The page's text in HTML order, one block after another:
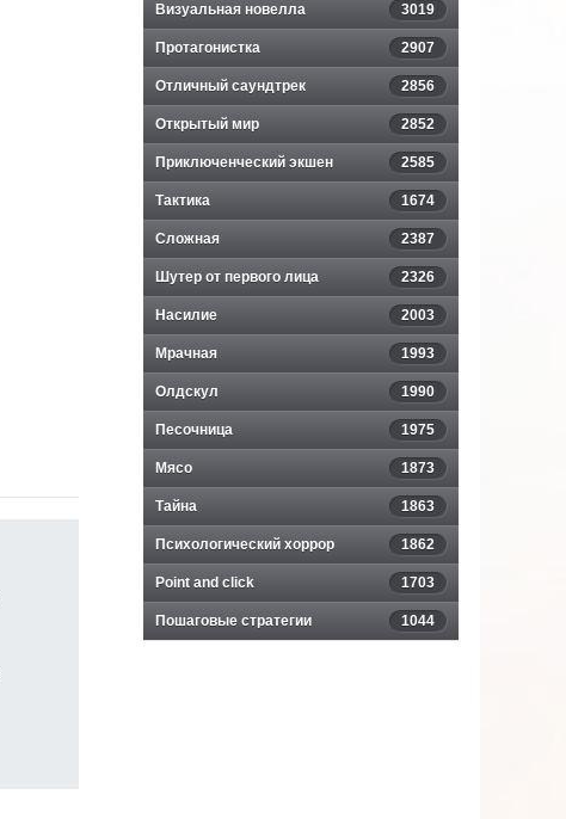
Визуальная новелла 3019
Протагонистка 2907
Отличный саундтрек 2856
Открытый мир 2852
Приключенческий экшен 2585
Тактика 1674
Сложная 2387
Шутер от первого лица 2326
Насилие 2003
Мрачная 1993
Олдскул 1990
Песочница 1975
Мясо 1873
Тайна 1863
Психологический хоррор 1862
Point and click 1703
Пошаговые стратегии 1044